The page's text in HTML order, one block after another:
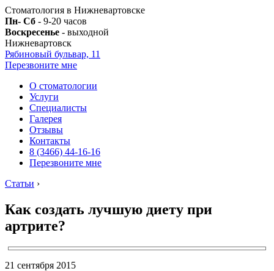
Стоматология в Нижневартовске
Пн- Сб - 9-20 часов
Воскресенье - выходной
Нижневартовск
Рябиновый бульвар, 11
Перезвоните мне
О стоматологии
Услуги
Специалисты
Галерея
Отзывы
Контакты
8 (3466) 44-16-16
Перезвоните мне
Статьи ›
Как создать лучшую диету при
артрите?
21 сентября 2015